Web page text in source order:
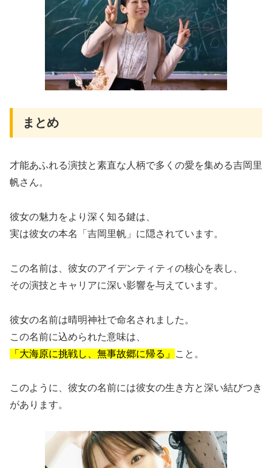
まとめ
​​才能あふれる演技と素直な人柄で多くの愛を集める吉岡里
帆さん。
彼女の魅力をより深く知る鍵は、
実は彼女の本名「吉岡里帆」に隠されています。
この名前は、彼女のアイデンティティの核心を表し、
その演技とキャリアに深い影響を与えています。
彼女の名前は晴明神社で命名されました。
この名前に込められた意味は、
「大海原に挑戦し、無事故郷に帰る」
こと。
このように、彼女の名前には彼女の生き方と深い結びつき
があります。